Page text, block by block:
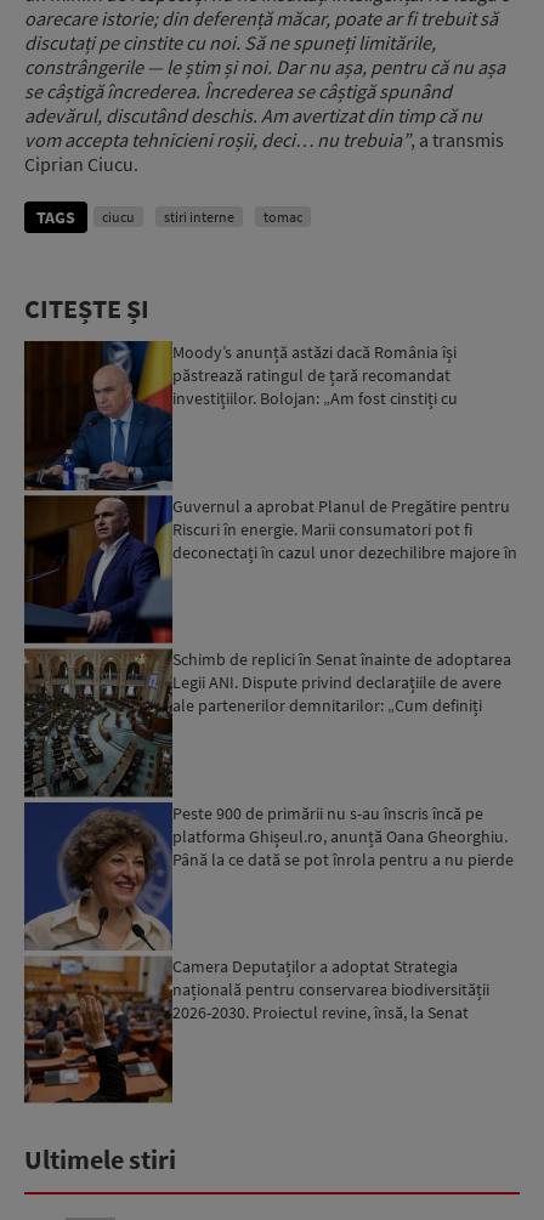
oarecare istorie; din deferență măcar, poate ar fi trebuit să
discutați pe cinstite cu noi. Să ne spuneți limitările,
constrângerile — le știm și noi. Dar nu așa, pentru că nu așa
se câștigă încrederea. Încrederea se câștigă spunând
adevărul, discutând deschis. Am avertizat din timp că nu
vom accepta tehnicieni roșii, deci… nu trebuia”, a transmis
Ciprian Ciucu.
TAGS ciucu stiri interne tomac
CITEȘTE ȘI
Moody’s anunță astăzi dacă România își
păstrează ratingul de țară recomandat
investițiilor. Bolojan: „Am fost cinstiți cu
Guvernul a aprobat Planul de Pregătire pentru
Riscuri în energie. Marii consumatori pot fi
deconectați în cazul unor dezechilibre majore în
Schimb de replici în Senat înainte de adoptarea
Legii ANI. Dispute privind declarațiile de avere
ale partenerilor demnitarilor: „Cum definiți
Peste 900 de primării nu s-au înscris încă pe
platforma Ghișeul.ro, anunță Oana Gheorghiu.
Până la ce dată se pot înrola pentru a nu pierde
Camera Deputaților a adoptat Strategia
națională pentru conservarea biodiversității
2026-2030. Proiectul revine, însă, la Senat
Ultimele stiri